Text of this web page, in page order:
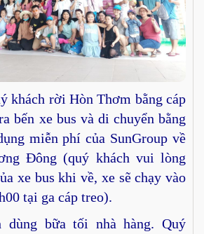
khách rời Hòn Thơm bằng cáp
bến xe bus và di chuyển bằng
miễn phí của SunGroup về
Đông (quý khách vui lòng
xe bus khi về, xe sẽ chạy vào
tại ga cáp treo).
dùng bữa tối nhà hàng. Quý